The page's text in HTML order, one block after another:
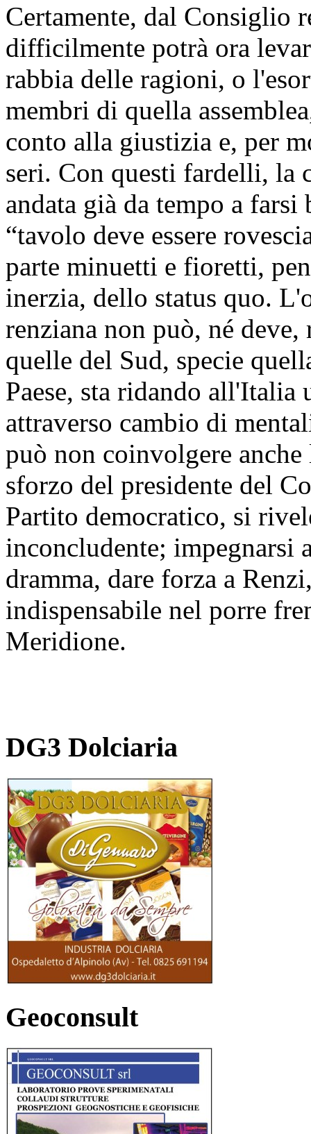
Certamente, dal Consiglio
difficilmente potrà ora
rabbia delle ragioni, o
membri di quella
conto alla giustizia e, per
seri. Con questi fardelli, la
andata già da tempo a
“tavolo deve essere
parte minuetti e fioretti,
inerzia, dello status quo.
renziana non può, né
quelle del Sud, specie
Paese, sta ridando all'Italia
attraverso cambio di
può non coinvolgere
sforzo del presidente del
Partito democratico, si
inconcludente; impegnarsi
dramma, dare forza a
indispensabile nel porre
Meridione.
DG3 Dolciaria
Geoconsult